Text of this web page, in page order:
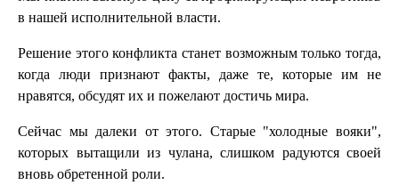
в нашей исполнительной власти.
Решение этого конфликта станет возможным только тогда,
когда люди признают факты, даже те, которые им не
нравятся, обсудят их и пожелают достичь мира.
Сейчас мы далеки от этого. Старые "холодные вояки",
которых вытащили из чулана, слишком радуются своей
вновь обретенной роли.